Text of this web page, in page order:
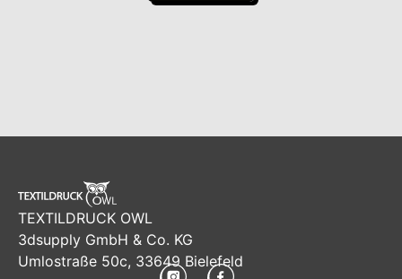
TEXTILDRUCK OWL
3dsupply GmbH & Co. KG
Umlostraße 50c, 33649 Bielefeld